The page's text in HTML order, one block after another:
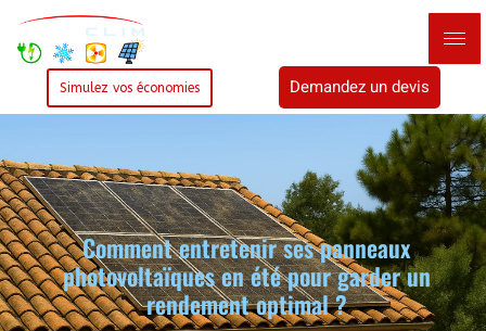
Simulez vos économies Demandez un devis
Comment entretenir ses panneaux
photovoltaïques en été pour garder un
rendement optimal ?